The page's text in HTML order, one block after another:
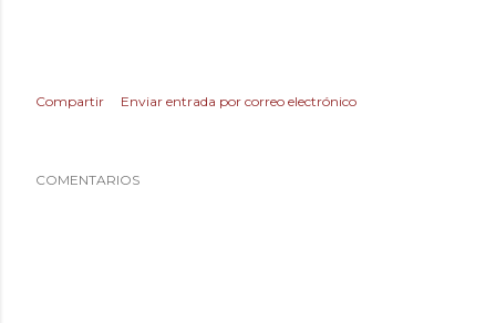
Compartir Enviar entrada por correo electrónico
COMENTARIOS